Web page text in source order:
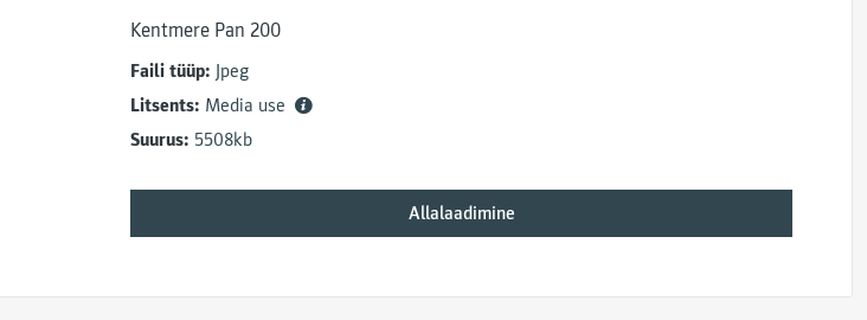
Kentmere Pan 200
Faili tüüp: Jpeg
Litsents: Media use
Suurus: 5508kb
Allalaadimine